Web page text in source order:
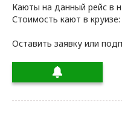
Каюты на данный рейс в
Стоимость кают в круизе:
Оставить заявку или